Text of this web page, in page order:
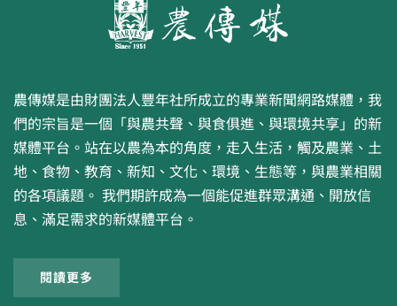
農傳媒是由財團法人豐年社所成立的專業新聞網路媒體，我
們的宗旨是一個「與農共聲、與食俱進、與環境共享」的新
媒體平台。站在以農為本的角度，走入生活，觸及農業、土
地、食物、教育、新知、文化、環境、生態等，與農業相關
的各項議題。 我們期許成為一個能促進群眾溝通、開放信
息、滿足需求的新媒體平台。
閱讀更多